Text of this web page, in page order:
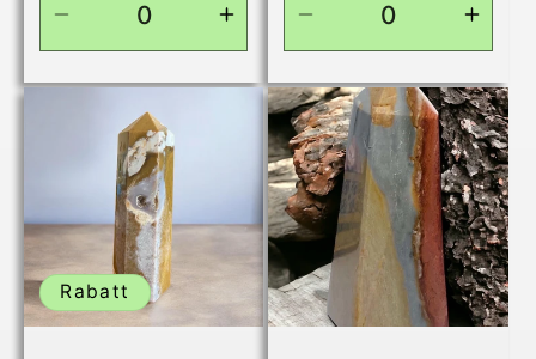
Verringere
die
Menge
Default
Erhöhe
die
Menge
Default
Title
Verringere
die
Menge
für
Default
Title
die
für
Title
Rabatt